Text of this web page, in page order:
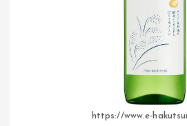
https://www.e-